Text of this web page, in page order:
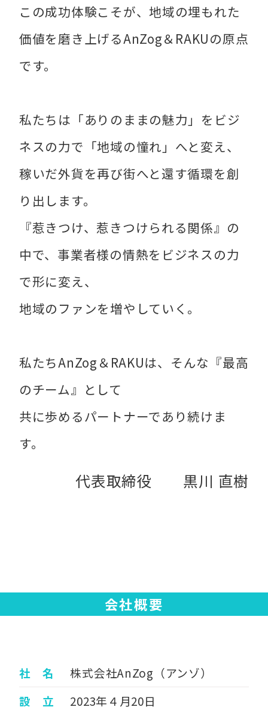
この成功体験こそが、地域の埋もれた
価値を磨き上げるAnZog＆RAKUの原点
です。
私たちは「ありのままの魅力」をビジ
ネスの力で「地域の憧れ」へと変え、
稼いだ外貨を再び街へと還す循環を創
り出します。
『惹きつけ、惹きつけられる関係』の
中で、事業者様の情熱をビジネスの力
で形に変え、
地域のファンを増やしていく。
私たちAnZog＆RAKUは、そんな『最高
のチーム』として
共に歩めるパートナーであり続けま
す。
代表取締役 黒川 直樹
会社概要
社 名
株式会社AnZog（アンゾ）
設 立
2023年４月20日